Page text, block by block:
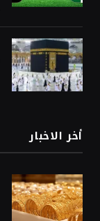
أخر الاخبار